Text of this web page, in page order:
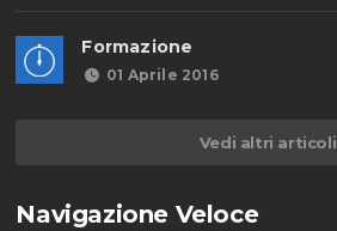
Formazione
01 Aprile 2016
Vedi altri articoli
Navigazione Veloce